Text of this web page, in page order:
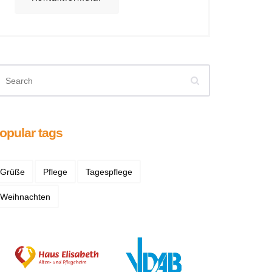
tags
Grüße Pflege Tagespflege
Weihnachten